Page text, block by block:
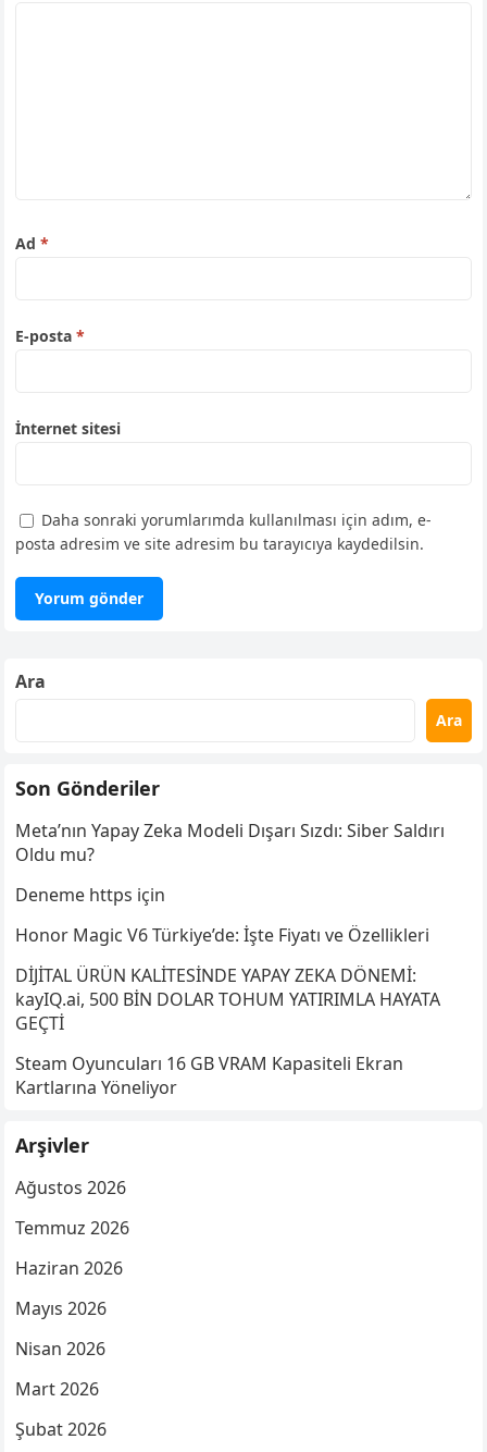
Ad*
E-posta*
İnternet sitesi
Daha sonraki yorumlarımda kullanılması için adım, e-
posta adresim ve site adresim bu tarayıcıya kaydedilsin.
Ara
Ara
Son Gönderiler
Meta’nın Yapay Zeka Modeli Dışarı Sızdı: Siber Saldırı
Oldu mu?
Deneme https için
Honor Magic V6 Türkiye’de: İşte Fiyatı ve Özellikleri
DİJİTAL ÜRÜN KALİTESİNDE YAPAY ZEKA DÖNEMİ:
kayIQ.ai, 500 BİN DOLAR TOHUM YATIRIMLA HAYATA
GEÇTİ
Steam Oyuncuları 16 GB VRAM Kapasiteli Ekran
Kartlarına Yöneliyor
Arşivler
Ağustos 2026
Temmuz 2026
Haziran 2026
Mayıs 2026
Nisan 2026
Mart 2026
Şubat 2026